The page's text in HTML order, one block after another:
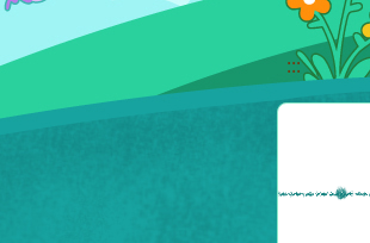
:::